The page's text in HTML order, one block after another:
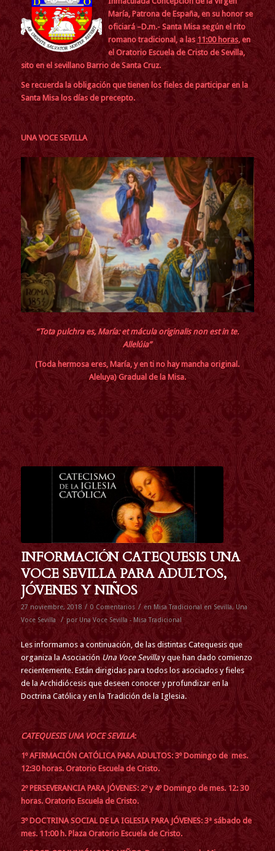
María, Patrona de España, en su honor se
oficiará –D.m.- Santa Misa según el rito
romano tradicional, a las 11:00 horas, en
el Oratorio Escuela de Cristo de Sevilla,
sito en el sevillano Barrio de Santa Cruz.
Se recuerda la obligación que tienen los fieles de participar en la
Santa Misa los días de precepto.
UNA VOCE SEVILLA
“Tota pulchra es, María: et mácula originalis non est in te.
Allelúia”
(Toda hermosa eres, María, y en ti no hay mancha original.
Aleluya) Gradual de la Misa.
INFORMACIÓN CATEQUESIS UNA
VOCE SEVILLA PARA ADULTOS,
JÓVENES Y NIÑOS
27 noviembre, 2018 / 0 Comentarios / en Misa Tradicional en Sevilla, Una
Voce Sevilla
/ por Una Voce Sevilla - Misa Tradicional
Les informamos a continuación, de las distintas Catequesis que
organiza la Asociación Una Voce Sevillay que han dado comienzo
recientemente. Están dirigidas para todos los asociados y fieles
de la Archidiócesis que deseen conocer y profundizar en la
Doctrina Católica y en la Tradición de la Iglesia.
CATEQUESIS UNA VOCE SEVILLA:
1º AFIRMACIÓN CATÓLICA PARA ADULTOS: 3º Domingo de mes.
12:30 horas. Oratorio Escuela de Cristo.
2º PERSEVERANCIA PARA JÓVENES: 2º y 4º Domingo de mes. 12: 30
horas. Oratorio Escuela de Cristo.
3º DOCTRINA SOCIAL DE LA IGLESIA PARA JÓVENES: 3ª sábado de
mes. 11:00 h. Plaza Oratorio Escuela de Cristo.